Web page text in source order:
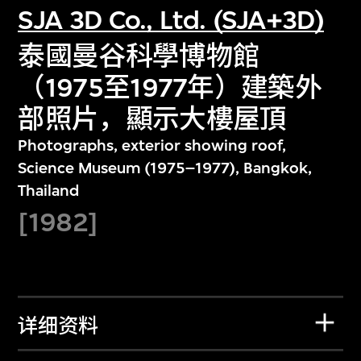
SJA 3D Co., Ltd. (SJA+3D)
泰國曼谷科學博物館
（1975至1977年）建築外
部照片，顯示大樓屋頂
Photographs, exterior showing roof,
Science Museum (1975–1977), Bangkok,
Thailand
[1982]
详细资料